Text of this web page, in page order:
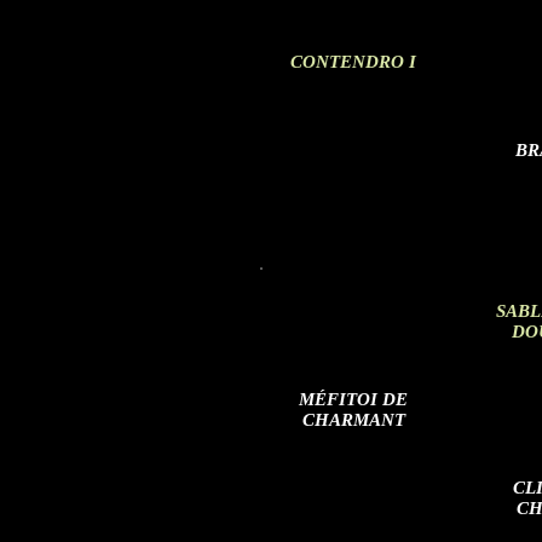
CONTENDRO I
MÉFITOI DE
CHARMANT